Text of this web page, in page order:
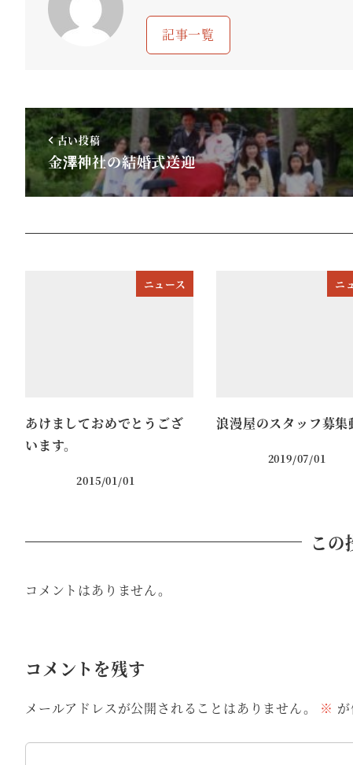
記事一覧
古い投稿
金澤神社の結婚式送迎
ニュース
あけましておめでとうござ
います。
2015/01/01
ニ
浪漫屋のスタッフ募集
2019/07/01
この
コメントはありません。
コメントを残す
メールアドレスが公開されることはありません。 ※